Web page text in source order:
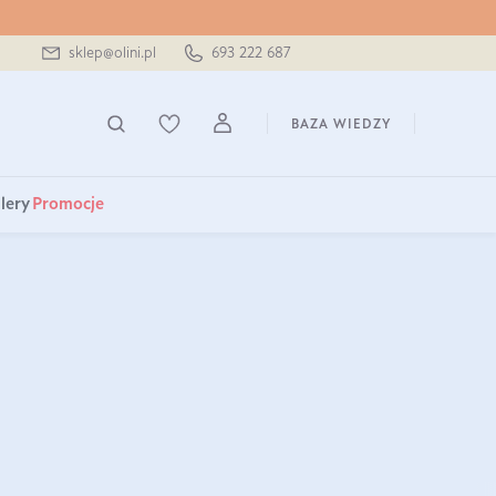
sklep@olini.pl 693 222 687
BAZA WIEDZY
Promocje